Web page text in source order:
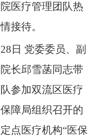
院医疗管理团队热
情接待。
28日 党委委员、副
院长邱雪菡同志带
队参加双流区医疗
保障局组织召开的
定点医疗机构“医保